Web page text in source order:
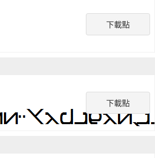
下載點
下載點